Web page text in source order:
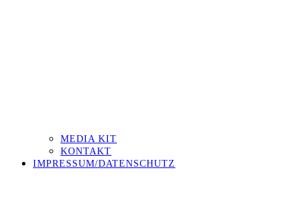
MEDIA KIT
KONTAKT
IMPRESSUM/DATENSCHUTZ